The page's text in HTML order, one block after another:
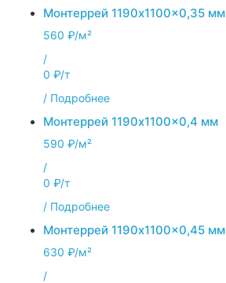
Монтеррей 1190x1100x0,35 мм
560 ₽/м²
/
0 ₽/т
/ Подробнее
Монтеррей 1190x1100x0,4 мм
590 ₽/м²
/
0 ₽/т
/ Подробнее
Монтеррей 1190x1100x0,45 мм
630 ₽/м²
/